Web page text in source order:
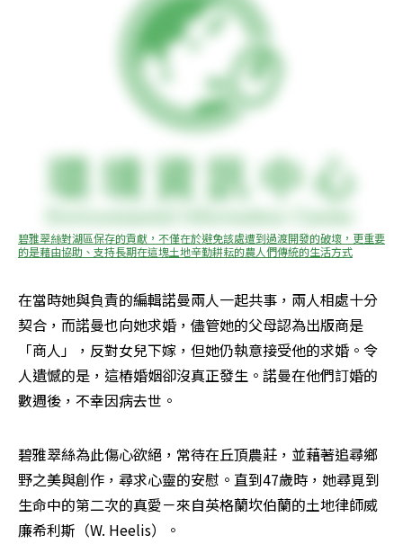
碧雅翠絲對湖區保存的貢獻，不僅在於避免該處遭到過渡開發的破壞，更重要
的是藉由協助、支持長期在這塊土地辛勤耕耘的農人們傳統的生活方式
在當時她與負責的編輯諾曼兩人一起共事，兩人相處十分
契合，而諾曼也向她求婚，儘管她的父母認為出版商是
「商人」，反對女兒下嫁，但她仍執意接受他的求婚。令
人遺憾的是，這樁婚姻卻沒真正發生。諾曼在他們訂婚的
數週後，不幸因病去世。
碧雅翠絲為此傷心欲絕，常待在丘頂農莊，並藉著追尋鄉
野之美與創作，尋求心靈的安慰。直到47歲時，她尋覓到
生命中的第二次的真愛－來自英格蘭坎伯蘭的土地律師威
廉希利斯（W. Heelis）。